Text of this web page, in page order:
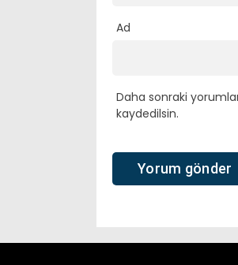
Ad
Daha sonraki
kaydedilsin.